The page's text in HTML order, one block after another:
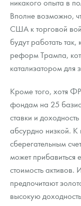
никакого опыта в
Вполне возможно,
США к торговой
будут работать
реформ Трампа,
катализатором для
Кроме того, хотя
фондам на 25
ставки и
абсурдно низкой. К
сберегательным
может прибавиться
стоимость
предпочитают
высокую